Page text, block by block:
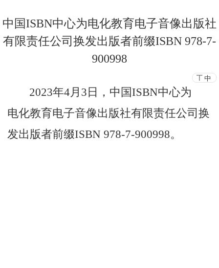
中国ISBN中心为电化教育电子音像出版社
有限责任公司换发出版者前缀ISBN 978-7-
900998
中
2023年4月 3 日， 中国 ISBN中心为
电化教育电子音像出版社有限责任公司换
发出版者前缀ISBN 978-7-900998。